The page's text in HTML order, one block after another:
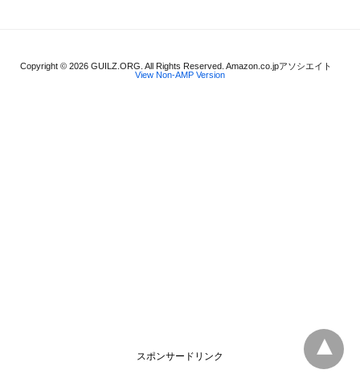
Copyright © 2026 GUILZ.ORG. All Rights Reserved. Amazon.co.jpアソシエイト
View Non-AMP Version
スポンサードリンク